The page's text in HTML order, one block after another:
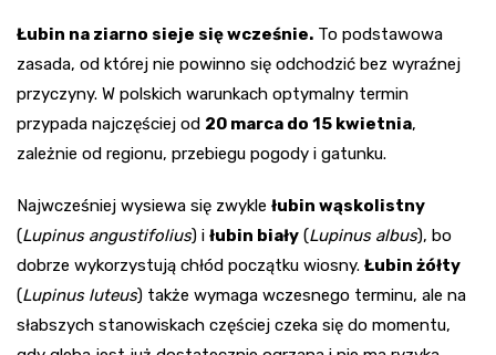
Łubin na ziarno sieje się wcześnie. To podstawowa
zasada, od której nie powinno się odchodzić bez wyraźnej
przyczyny. W polskich warunkach optymalny termin
przypada najczęściej od 20 marca do 15 kwietnia,
zależnie od regionu, przebiegu pogody i gatunku.
Najwcześniej wysiewa się zwykle łubin wąskolistny
(Lupinus angustifolius) i łubin biały (Lupinus albus), bo
dobrze wykorzystują chłód początku wiosny. Łubin żółty
(Lupinus luteus) także wymaga wczesnego terminu, ale na
słabszych stanowiskach częściej czeka się do momentu,